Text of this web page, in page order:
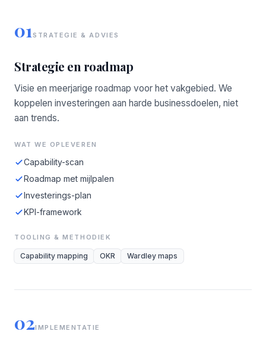
01STRATEGIE & ADVIES
Strategie en roadmap
Visie en meerjarige roadmap voor het vakgebied. We
koppelen investeringen aan harde businessdoelen, niet
aan trends.
WAT WE OPLEVEREN
Capability-scan
Roadmap met mijlpalen
Investerings-plan
KPI-framework
TOOLING & METHODIEK
Capability mapping OKR Wardley maps
02IMPLEMENTATIE